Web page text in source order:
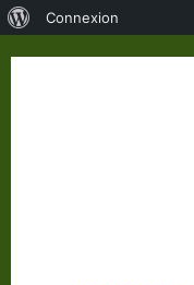
Connexion